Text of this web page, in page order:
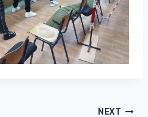
NEXT